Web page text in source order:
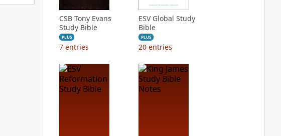
CSB Tony Evans
Study Bible
PLUS
7 entries
ESV Global Study
Bible
PLUS
20 entries